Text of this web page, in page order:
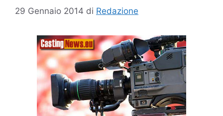
29 Gennaio 2014 di Redazione